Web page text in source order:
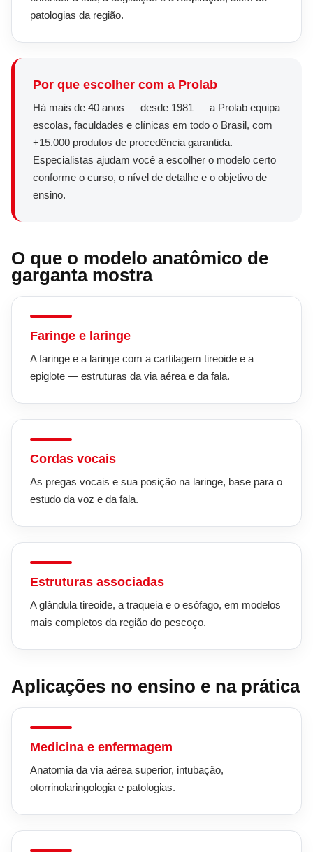
patologias da região.
Por que escolher com a Prolab
Há mais de 40 anos — desde 1981 — a Prolab equipa
escolas, faculdades e clínicas em todo o Brasil, com
+15.000 produtos de procedência garantida.
Especialistas ajudam você a escolher o modelo certo
conforme o curso, o nível de detalhe e o objetivo de
ensino.
O que o modelo anatômico de
garganta mostra
Faringe e laringe
A faringe e a laringe com a cartilagem tireoide e a
epiglote — estruturas da via aérea e da fala.
Cordas vocais
As pregas vocais e sua posição na laringe, base para o
estudo da voz e da fala.
Estruturas associadas
A glândula tireoide, a traqueia e o esôfago, em modelos
mais completos da região do pescoço.
Aplicações no ensino e na prática
Medicina e enfermagem
Anatomia da via aérea superior, intubação,
otorrinolaringologia e patologias.